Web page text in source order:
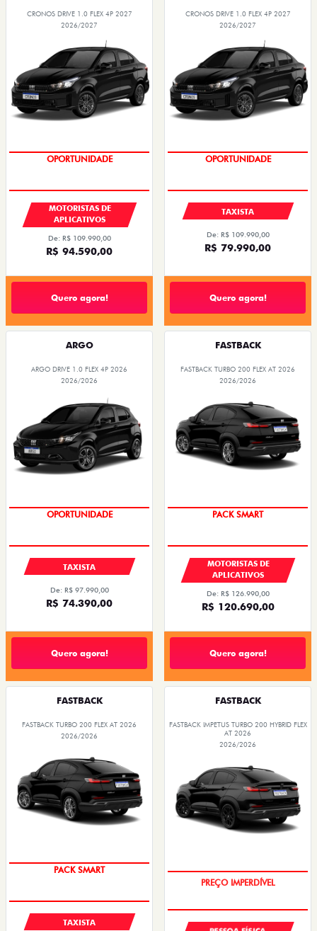
CRONOS DRIVE 1.0 FLEX 4P 2027
2026/2027
OPORTUNIDADE
MOTORISTAS DE
APLICATIVOS
De: R$ 109.990,00
R$ 94.590,00
Quero agora!
CRONOS DRIVE 1.0 FLEX 4P 2027
2026/2027
OPORTUNIDADE
TAXISTA
De: R$ 109.990,00
R$ 79.990,00
Quero agora!
ARGO
ARGO DRIVE 1.0 FLEX 4P 2026
2026/2026
OPORTUNIDADE
TAXISTA
De: R$ 97.990,00
R$ 74.390,00
Quero agora!
FASTBACK
FASTBACK TURBO 200 FLEX AT 2026
2026/2026
PACK SMART
MOTORISTAS DE
APLICATIVOS
De: R$ 126.990,00
R$ 120.690,00
Quero agora!
FASTBACK
FASTBACK TURBO 200 FLEX AT 2026
2026/2026
PACK SMART
TAXISTA
FASTBACK
FASTBACK IMPETUS TURBO 200 HYBRID FLEX
AT 2026
2026/2026
PREÇO IMPERDÍVEL